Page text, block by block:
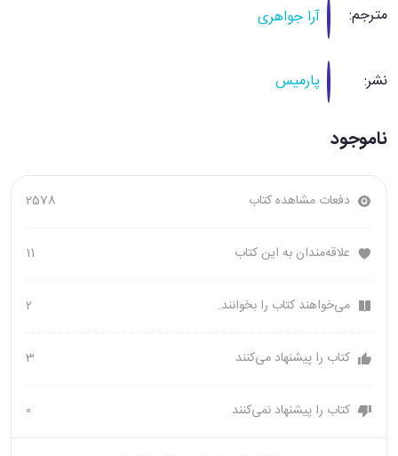
مترجم: آرا جواهری
نشر: پارمیس
ناموجود
دفعات مشاهده کتاب 2578
علاقه‌مندان به این کتاب 11
می‌خواهند کتاب را بخوانند. 2
کتاب را پیشنهاد می‌کنند 3
کتاب را پیشنهاد نمی‌کنند 0